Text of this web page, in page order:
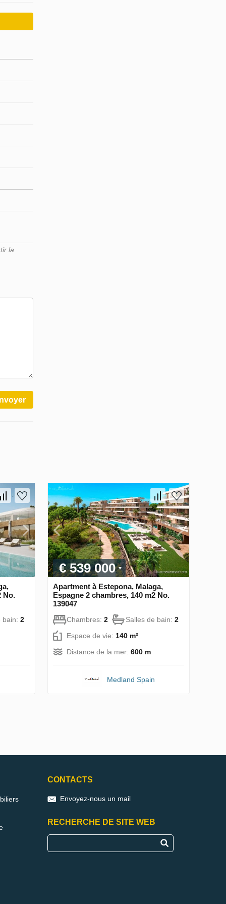
la
No.
bain: 2
€ 539 000
Apartment à Estepona, Malaga,
Espagne 2 chambres, 140 m2 No.
139047
Chambres: 2 Salles de bain: 2
Espace de vie: 140 m²
Distance de la mer: 600 m
Medland Spain
CONTACTS
Envoyez-nous un mail
RECHERCHE DE SITE WEB